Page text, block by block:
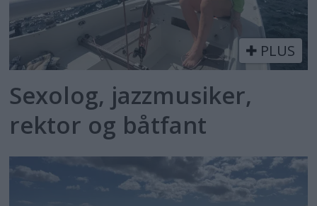
PLUS
Sexolog, jazzmusiker,
rektor og båtfant